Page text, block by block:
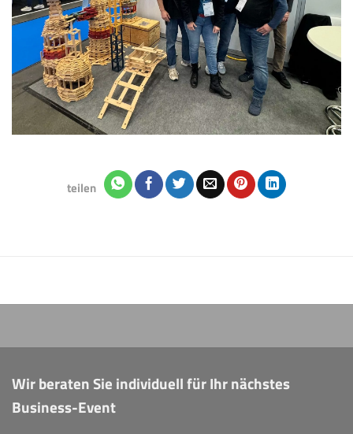
teilen
Wir beraten Sie individuell für Ihr nächstes
Business-Event